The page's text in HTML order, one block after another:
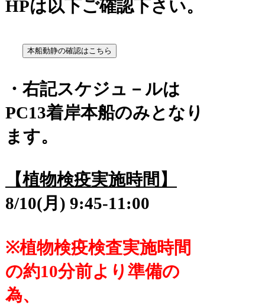
HPは以下ご確認下さい。
・右記スケジュ－ルは
PC13着岸本船のみとなり
ます。
【植物検疫実施時間】
8/10(月) 9:45-11:00
※植物検疫検査実施時間
の約10分前より準備の
為、